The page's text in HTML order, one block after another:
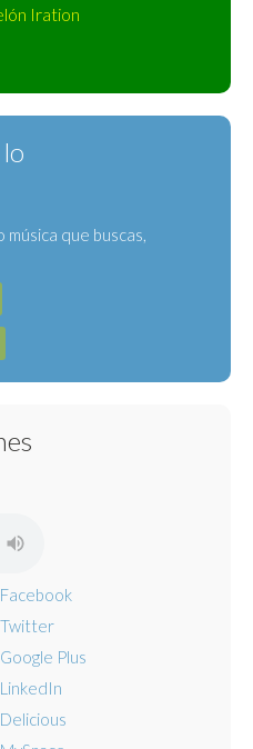
Iration
que buscas,